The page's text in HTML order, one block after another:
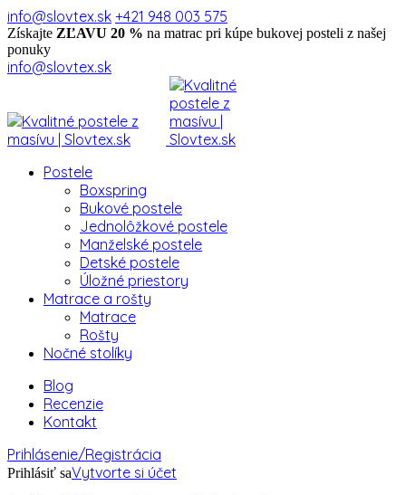
info@slovtex.sk +421 948 003 575
Získajte ZĽAVU 20 % na matrac pri kúpe bukovej posteli z našej
ponuky
info@slovtex.sk
Postele
Boxspring
Bukové postele
Jednolôžkové postele
Manželské postele
Detské postele
Úložné priestory
Matrace a rošty
Matrace
Rošty
Nočné stolíky
Blog
Recenzie
Kontakt
Prihlásenie/Registrácia
Prihlásiť saVytvorte si účet